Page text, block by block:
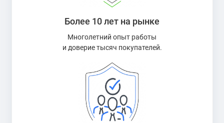
Более 10 лет на рынке
Многолетний опыт работы
и доверие тысяч покупателей.